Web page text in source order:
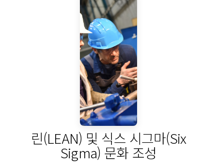
린(LEAN) 및 식스 시그마(Six
Sigma) 문화 조성